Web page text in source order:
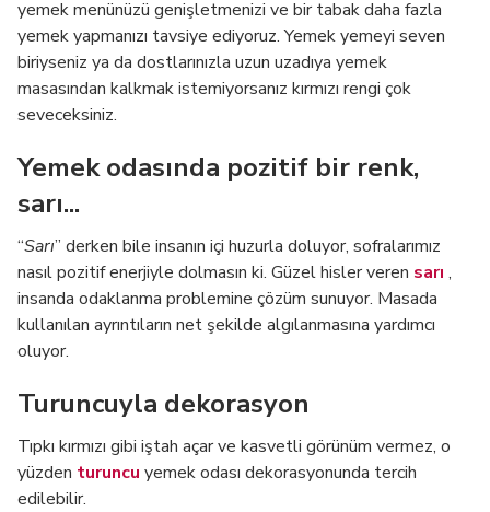
yemek menünüzü genişletmenizi ve bir tabak daha fazla
yemek yapmanızı tavsiye ediyoruz. Yemek yemeyi seven
biriyseniz ya da dostlarınızla uzun uzadıya yemek
masasından kalkmak istemiyorsanız kırmızı rengi çok
seveceksiniz.
Yemek odasında pozitif bir renk,
sarı...
“Sarı” derken bile insanın içi huzurla doluyor, sofralarımız
nasıl pozitif enerjiyle dolmasın ki. Güzel hisler veren sarı ,
insanda odaklanma problemine çözüm sunuyor. Masada
kullanılan ayrıntıların net şekilde algılanmasına yardımcı
oluyor.
Turuncuyla dekorasyon
Tıpkı kırmızı gibi iştah açar ve kasvetli görünüm vermez, o
yüzden turuncu yemek odası dekorasyonunda tercih
edilebilir.